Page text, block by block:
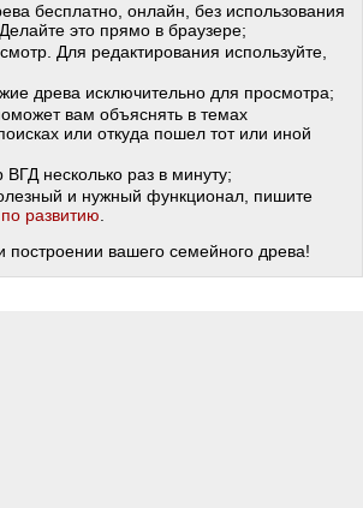
бесплатно, онлайн, без использования
это прямо в браузере;
Для редактирования используйте,
древа исключительно для просмотра;
вам объяснять в темах
или откуда пошел тот или иной
несколько раз в минуту;
и нужный функционал, пишите
развитию
построении вашего семейного древа!